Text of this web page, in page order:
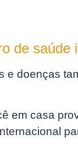
de saúde
e doenças
em casa